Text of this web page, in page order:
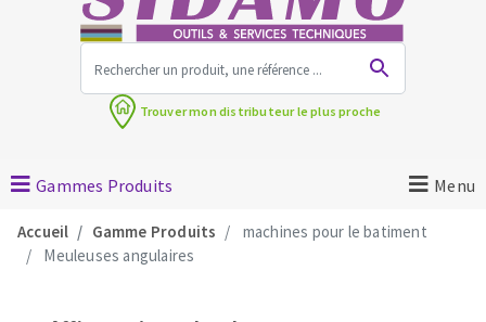
MACHINES POUR LE BATIMENT
Meuleuses angulaires
Surfaceuses à béton
Trouver mondistributeur le plus proche
Gammes Produits Menu
Accueil Gamme Produits
machines pour le batiment
Meuleuses angulaires